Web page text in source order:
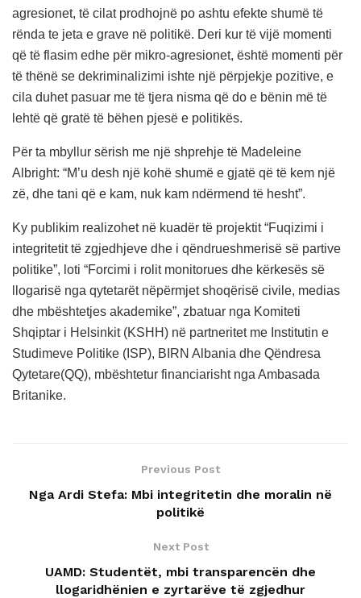
agresionet, të cilat prodhojnë po ashtu efekte shumë të
rënda te jeta e grave në politikë. Deri kur të vijë momenti
që të flasim edhe për mikro-agresionet, është momenti për
të thënë se dekriminalizimi ishte një përpjekje pozitive, e
cila duhet pasuar me të tjera nisma që do e bënin më të
lehtë që gratë të bëhen pjesë e politikës.
Për ta mbyllur sërish me një shprehje të Madeleine
Albright: “M’u desh një kohë shumë e gjatë që të kem një
zë, dhe tani që e kam, nuk kam ndërmend të hesht”.
Ky publikim realizohet në kuadër të projektit “Fuqizimi i
integritetit të zgjedhjeve dhe i qëndrueshmerisë së partive
politike”, loti “Forcimi i rolit monitorues dhe kërkesës së
llogarisë nga qytetarët nëpërmjet shoqërisë civile, medias
dhe mbështetjes akademike”, zbatuar nga Komiteti
Shqiptar i Helsinkit (KSHH) në partneritet me Institutin e
Studimeve Politike (ISP), BIRN Albania dhe Qëndresa
Qytetare(QQ), mbështetur financiarisht nga Ambasada
Britanike.
Previous Post
Nga Ardi Stefa: Mbi integritetin dhe moralin në
politikë
Next Post
UAMD: Studentët, mbi transparencën dhe
llogaridhënien e zyrtarëve të zgjedhur